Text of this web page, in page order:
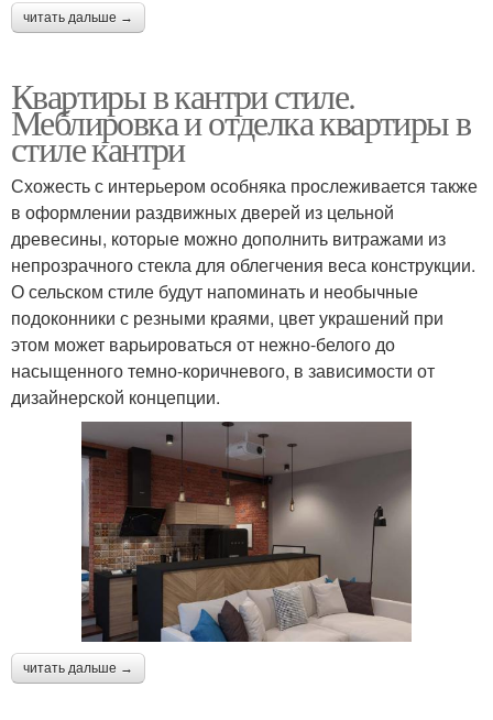
читать дальше →
Квартиры в кантри стиле.
Меблировка и отделка квартиры в
стиле кантри
Схожесть с интерьером особняка прослеживается также
в оформлении раздвижных дверей из цельной
древесины, которые можно дополнить витражами из
непрозрачного стекла для облегчения веса конструкции.
О сельском стиле будут напоминать и необычные
подоконники с резными краями, цвет украшений при
этом может варьироваться от нежно-белого до
насыщенного темно-коричневого, в зависимости от
дизайнерской концепции.
читать дальше →